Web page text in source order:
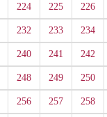
224 225 226
232 233 234
240 241 242
248 249 250
256 257 258